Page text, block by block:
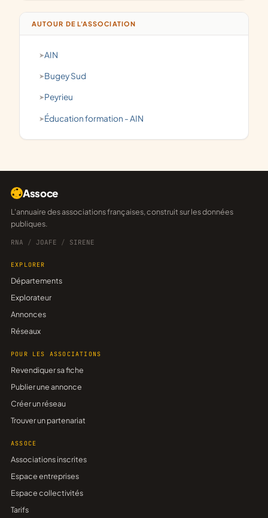
AUTOUR DE L'ASSOCIATION
AIN
Bugey Sud
Peyrieu
éducation formation - AIN
Assoce
L'annuaire des associations françaises, construit sur les données
publiques.
RNA / JOAFE / SIRENE
EXPLORER
Départements
Explorateur
Annonces
Réseaux
POUR LES ASSOCIATIONS
Revendiquer sa fiche
Publier une annonce
Créer un réseau
Trouver un partenariat
ASSOCE
Associations inscrites
Espace entreprises
Espace collectivités
Tarifs